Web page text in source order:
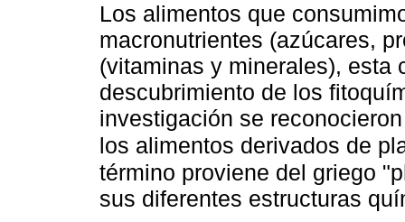
Los alimentos que
macronutrientes (azúcares,
(vitaminas y minerales), esta
descubrimiento de los
investigación se
los alimentos derivados de
término proviene del griego
sus diferentes estructuras